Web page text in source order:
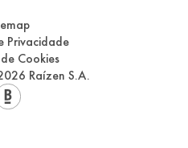
Privacidade
Cookies
Raízen S.A.